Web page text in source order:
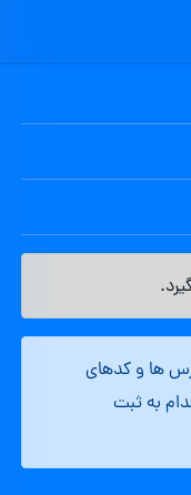
ها و کدهای
به ثبت